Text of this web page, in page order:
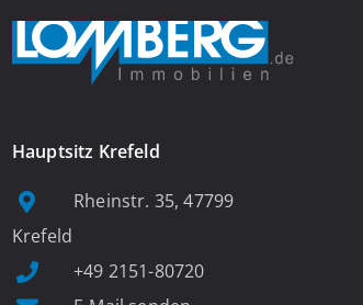
Hauptsitz Krefeld
Rheinstr. 35, 47799
Krefeld
+49 2151-80720